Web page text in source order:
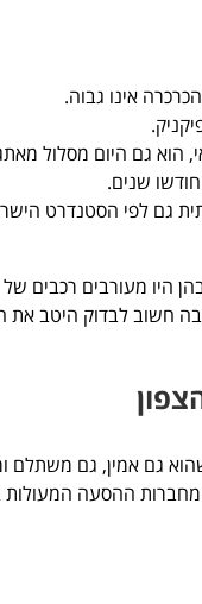
אינו גבוה.
הוא גם היום מסלול
שנים.
גם לפי הסטנדרט
היו מעורבים רכבים
חשוב לבדוק היטב את
גם אמין, גם משתלם
חברות ההסעה המעולות